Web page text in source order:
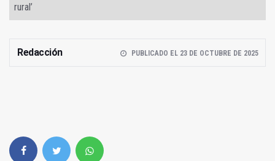
rural’
Redacción PUBLICADO EL 23 DE OCTUBRE DE 2025